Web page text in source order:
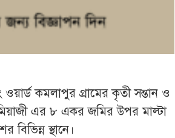
কমলাপুর গ্রামের কৃতী সন্তান ও
এর ৮ একর জমির উপর মাল্টা
বিভিন্ন স্থানে।